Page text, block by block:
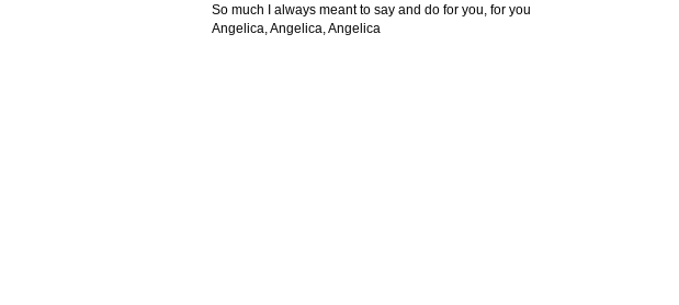
So much I always meant to say and do for you, for you
Angelica, Angelica, Angelica